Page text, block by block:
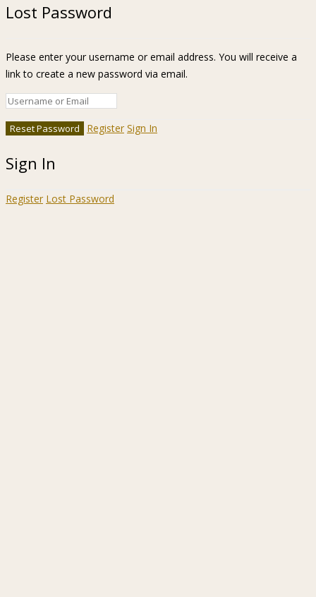
Lost Password
Please enter your username or email address. You will receive a
link to create a new password via email.
Register Sign In
Sign In
Register Lost Password